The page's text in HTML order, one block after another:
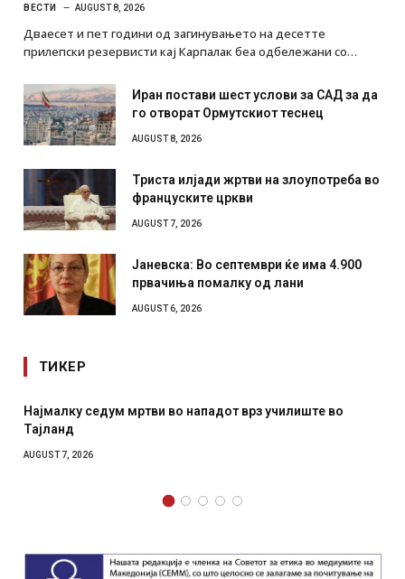
ВЕСТИ AUGUST 8, 2026
Дваесет и пет години од загинувањето на десетте
прилепски резервисти кај Карпалак беа одбележани со…
Иран постави шест услови за САД за да
го отворат Ормутскиот теснец
AUGUST 8, 2026
Триста илјади жртви на злоупотреба во
француските цркви
AUGUST 7, 2026
Јаневска: Во септември ќе има 4.900
првачиња помалку од лани
AUGUST 6, 2026
ТИКЕР
Најмалку седум мртви во нападот врз училиште во
Тајланд
AUGUST 7, 2026